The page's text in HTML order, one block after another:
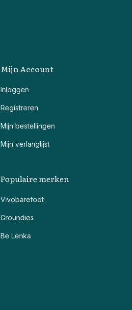
Mijn Account
Inloggen
Registreren
Mijn bestellingen
Mijn verlanglijst
Populaire merken
Vivobarefoot
Groundies
Be Lenka